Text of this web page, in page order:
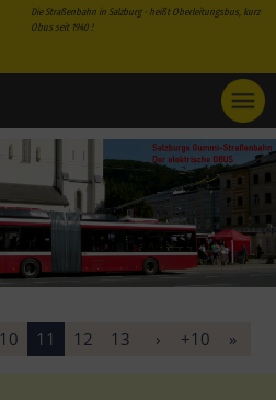
Die Straßenbahn in Salzburg - heißt Oberleitungsbus, kurz
Obus seit 1940 !
10 11 12 13 › +10 »